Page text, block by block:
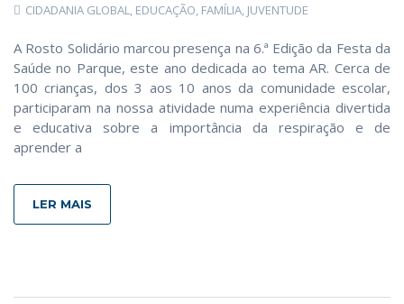
CIDADANIA GLOBAL, EDUCAÇÃO, FAMÍLIA, JUVENTUDE
A Rosto Solidário marcou presença na 6.ª Edição da Festa da
Saúde no Parque, este ano dedicada ao tema AR. Cerca de
100 crianças, dos 3 aos 10 anos da comunidade escolar,
participaram na nossa atividade numa experiência divertida
e educativa sobre a importância da respiração e de
aprender a
LER MAIS